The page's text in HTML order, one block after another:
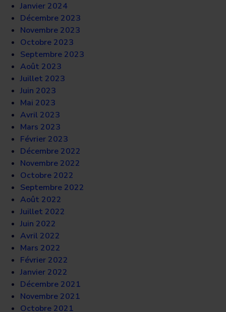
Janvier 2024
Décembre 2023
Novembre 2023
Octobre 2023
Septembre 2023
Août 2023
Juillet 2023
Juin 2023
Mai 2023
Avril 2023
Mars 2023
Février 2023
Décembre 2022
Novembre 2022
Octobre 2022
Septembre 2022
Août 2022
Juillet 2022
Juin 2022
Avril 2022
Mars 2022
Février 2022
Janvier 2022
Décembre 2021
Novembre 2021
Octobre 2021